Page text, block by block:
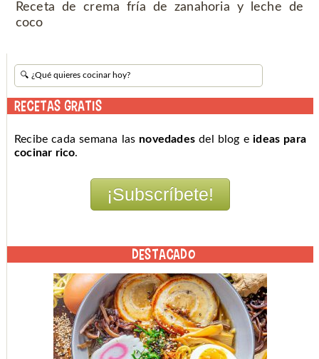
Receta de crema fría de zanahoria y leche de
coco
RECETAS GRATIS
Recibe cada semana las novedades del blog eideas para
cocinar rico.
DESTACADO